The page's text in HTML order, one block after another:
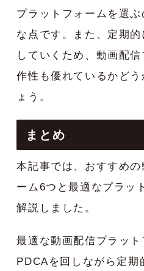
プラットフォームを選
な点です。また、定期
していくため、動画配
作性も優れているかど
ょう。
まとめ
本記事では、おすすめ
ーム6つと最適なプラッ
解説しました。
最適な動画配信プラット
PDCAを回しながら定期